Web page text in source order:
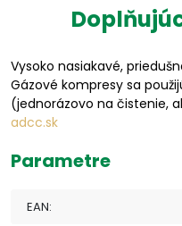
Vysoko nasiakavé,
Gázové kompresy sa
(jednorázovo na čistenie,
adcc.sk
Parametre
EAN: